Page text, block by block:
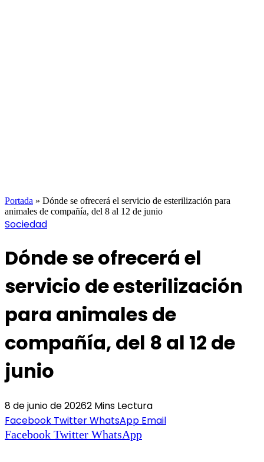
Portada » Dónde se ofrecerá el servicio de esterilización para
animales de compañía, del 8 al 12 de junio
Sociedad
Dónde se ofrecerá el
servicio de esterilización
para animales de
compañía, del 8 al 12 de
junio
8 de junio de 20262 Mins Lectura
Facebook TwitterWhatsApp Email
Facebook Twitter WhatsApp